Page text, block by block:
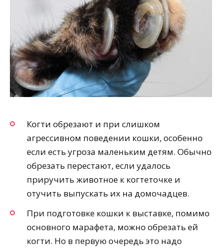
Когти обрезают и при слишком
агрессивном поведении кошки, особенно
если есть угроза маленьким детям. Обычно
обрезать перестают, если удалось
приручить животное к когтеточке и
отучить выпускать их на домочадцев.
При подготовке кошки к выставке, помимо
основного марафета, можно обрезать ей
когти. Но в первую очередь это надо